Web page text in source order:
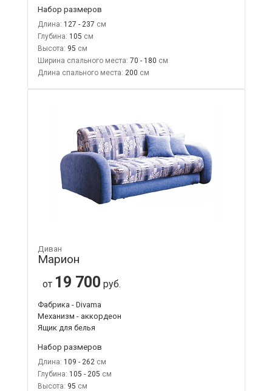
Набор размеров
Длина: 127 - 237
Глубина: 105
Высота: 95
Ширина спального места: 70 - 180
Длина спального места: 200
Диван
Марион
от 19 700 руб.
Фабрика - Divama
Механизм - аккордеон
Ящик для белья
Набор размеров
Длина: 109 - 262
Глубина: 105 - 205
Высота: 95